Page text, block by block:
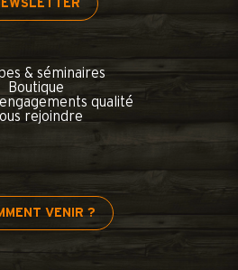
& séminaires
Boutique
qualité
rejoindre
VENIR ?